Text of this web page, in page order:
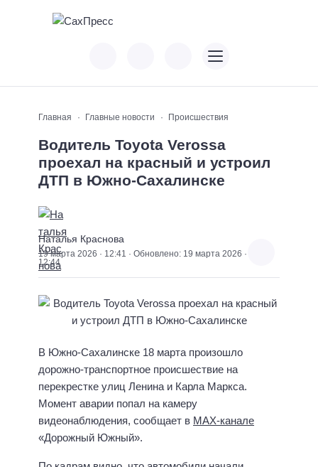
Главная Главные новости Происшествия
Водитель Toyota Verossa
проехал на красный и устроил
ДТП в Южно-Сахалинске
Наталья Краснова
19 марта 2026 · 12:41 · Обновлено: 19 марта 2026 ·
12:44
В Южно-Сахалинске 18 марта произошло
дорожно-транспортное происшествие на
перекрестке улиц Ленина и Карла Маркса.
Момент аварии попал на камеру
видеонаблюдения, сообщает в MAX-канале
«Дорожный Южный».